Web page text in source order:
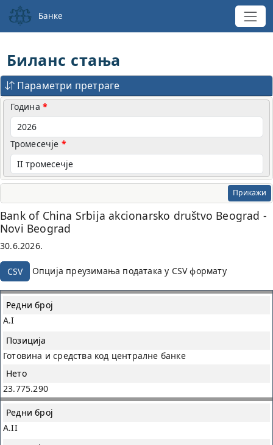
Банке
Биланс стања
Параметри претраге
Година
Тромесечје
Прикажи
Bank of China Srbija akcionarsko društvo Beograd -
Novi Beograd
30.6.2026.
CSV Опција преузимања података у CSV формату
Редни
број
Позиција
Нето
A.I
Готовина и средства код централне банке
23.775.290
A.II